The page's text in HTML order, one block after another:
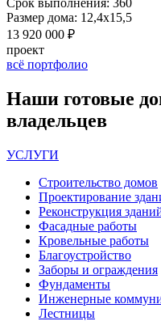
Срок выполнения: 360
Размер дома: 12,4х15,5
13 920 000 ₽
проект
всё портфолио
Наши готовые
владельцев
УСЛУГИ
Строительство домов
Проектирование
Реконструкция
Фасадные работы
Кровельные работы
Благоустройство
Заборы и ограждения
Фундаменты
Инженерные
Лестницы